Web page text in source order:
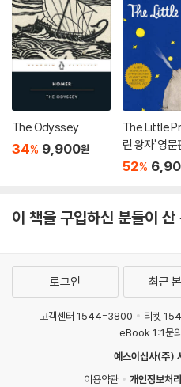
The Odyssey
34% 9,900원
The Little
린 왕자' 영문
52%
이 책을 구입하신 분들이 산
로그인 최근
고객센터 1544-3800 티켓
eBook 1:1문
예스이십사(주)
이용약관
개인정보처